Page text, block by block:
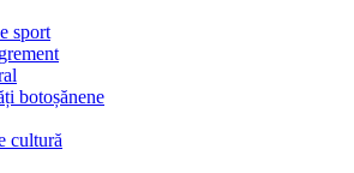
sport
botoșănene
cultură